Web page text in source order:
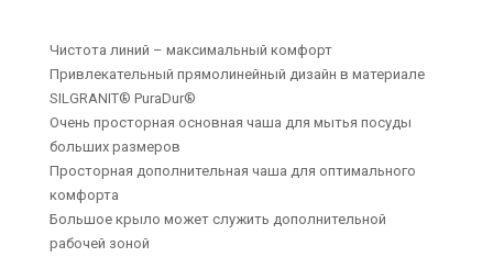
Чистота линий – максимальный комфорт
Привлекательный прямолинейный дизайн в материале
SILGRANIT® PuraDur®
Очень просторная основная чаша для мытья посуды
больших размеров
Просторная дополнительная чаша для оптимального
комфорта
Большое крыло может служить дополнительной
рабочей зоной